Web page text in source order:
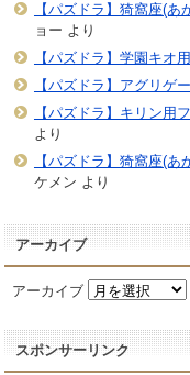
【パズドラ】猗窩座(
ョー より
【パズドラ】学園キオ
【パズドラ】アグリゲ
【パズドラ】キリン用
より
【パズドラ】猗窩座(
ケメン より
アーカイブ
アーカイブ
スポンサーリンク